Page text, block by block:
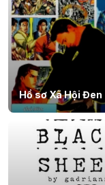
Hồ sơ Xã Hội Đen